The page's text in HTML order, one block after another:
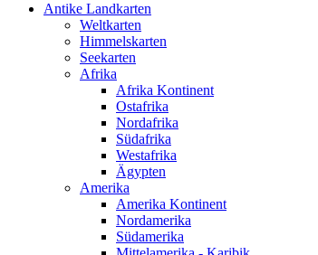
Antike Landkarten
Weltkarten
Himmelskarten
Seekarten
Afrika
Afrika Kontinent
Ostafrika
Nordafrika
Südafrika
Westafrika
Ägypten
Amerika
Amerika Kontinent
Nordamerika
Südamerika